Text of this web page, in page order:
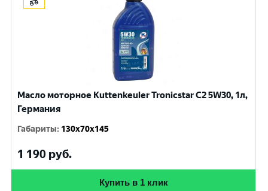
Масло моторное Kuttenkeuler Tronicstar C2 5W30, 1л,
Германия
Габариты: 130x70x145
1 190 руб.
Купить в 1 клик